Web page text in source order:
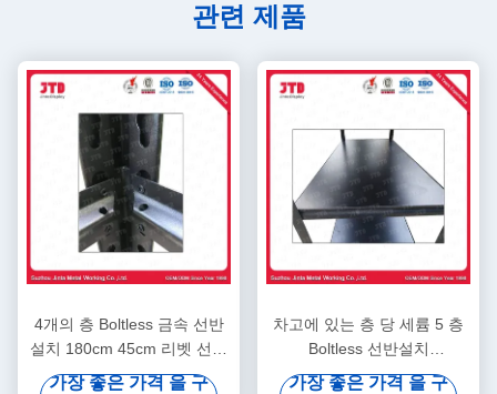
관련 제품
4개의 층 Boltless 금속 선반
설치 180cm 45cm 리벳 선반
강철 선반설치
가장 좋은 가격 을 구
차고에 있는 층 당 세륨 5 층
Boltless 선반설치
180x90x40cm 180kg
가장 좋은 가격 을 구